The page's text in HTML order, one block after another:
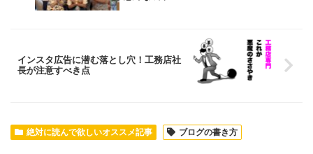
インスタ広告に潜む落とし穴！工務店社
長が注意すべき点
絶対に読んで欲しいオススメ記事 ブログの書き方